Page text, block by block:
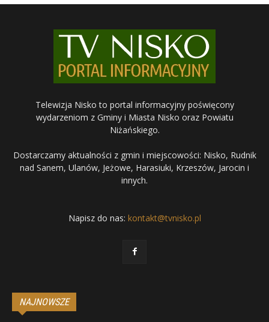
Telewizja Nisko to portal informacyjny poświęcony
wydarzeniom z Gminy i Miasta Nisko oraz Powiatu
Niżańskiego.
Dostarczamy aktualności z gmin i miejscowości: Nisko, Rudnik
nad Sanem, Ulanów, Jeżowe, Harasiuki, Krzeszów, Jarocin i
innych.
Napisz do nas: kontakt@tvnisko.pl
NAJNOWSZE